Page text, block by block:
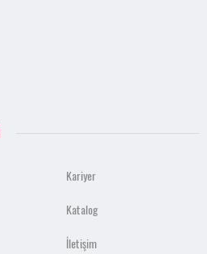
Kariyer
Katalog
İletişim